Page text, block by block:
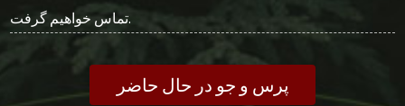
تماس خواهیم گرفت.
پرس و جو در حال حاضر